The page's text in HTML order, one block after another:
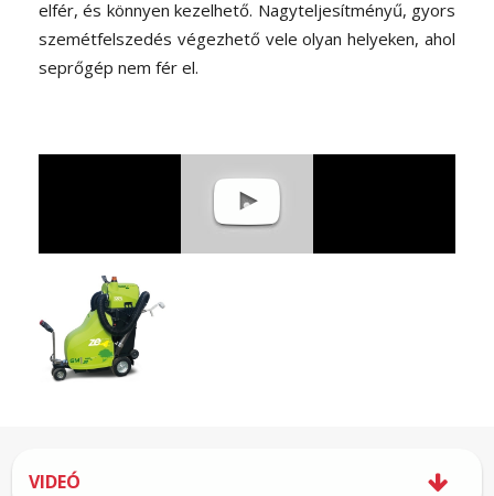
elfér, és könnyen kezelhető. Nagyteljesítményű, gyors
szemétfelszedés végezhető vele olyan helyeken, ahol
seprőgép nem fér el.
VIDEÓ